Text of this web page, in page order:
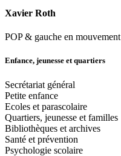
Xavier Roth
POP & gauche en mouvement
Enfance, jeunesse et quartiers
Secrétariat général
Petite enfance
Ecoles et parascolaire
Quartiers, jeunesse et familles
Bibliothèques et archives
Santé et prévention
Psychologie scolaire